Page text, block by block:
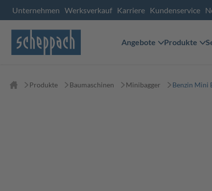
Unternehmen Werksverkauf Karriere Kundenservice
Angebote Produkte
Produkte Baumaschinen Minibagger Benzin Mini